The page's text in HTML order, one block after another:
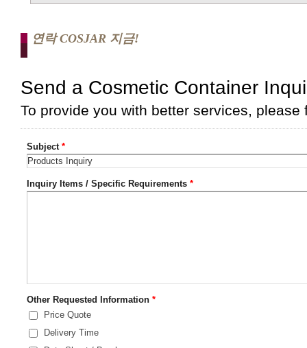
연락 COSJAR 지금!